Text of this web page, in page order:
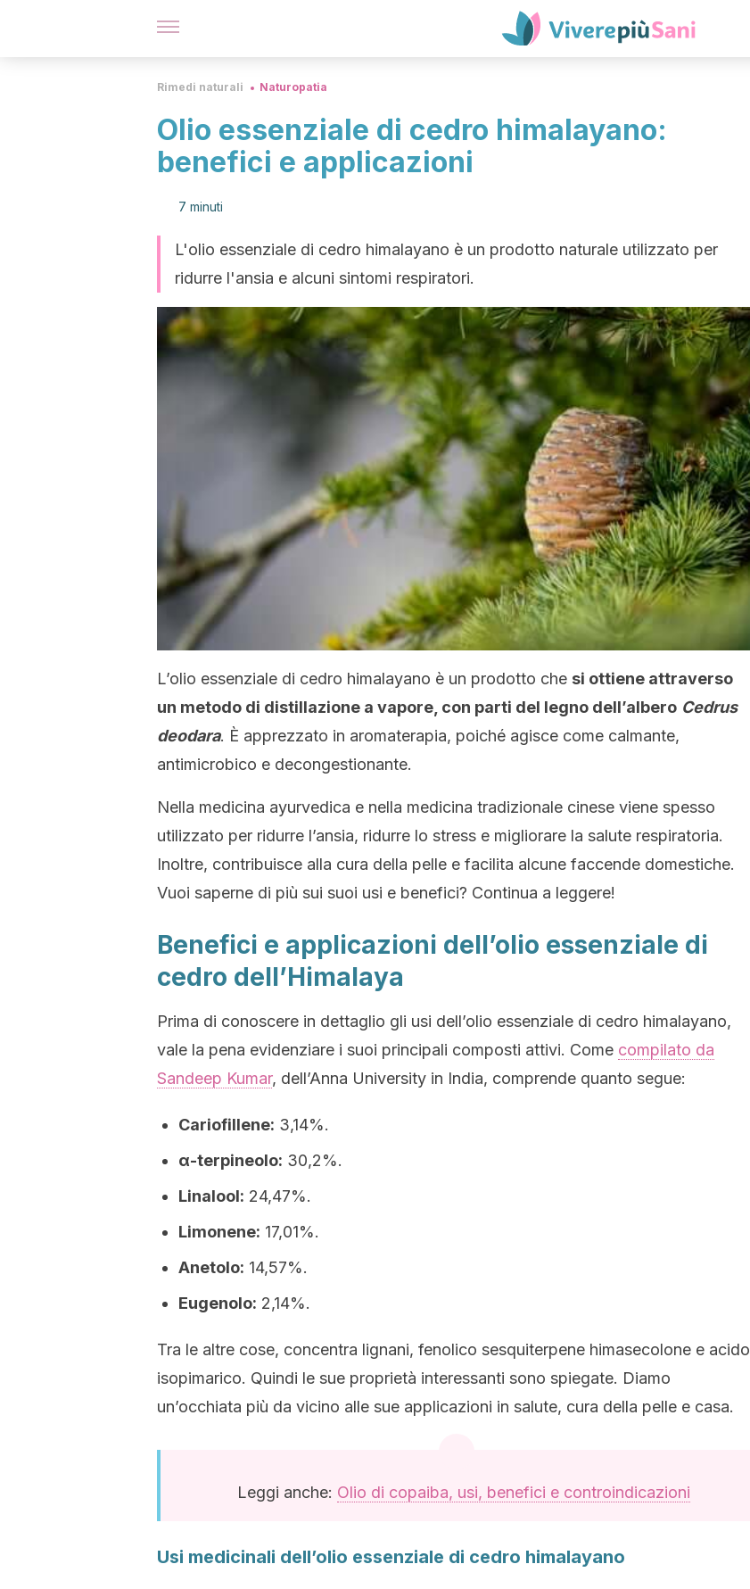
Rimedi naturali Naturopatia
Olio essenziale di cedro himalayano:
benefici e applicazioni
7 minuti
L'olio essenziale di cedro himalayano è un prodotto naturale utilizzato per
ridurre l'ansia e alcuni sintomi respiratori.
L’olio essenziale di cedro himalayano è un prodotto che si ottiene attraverso
un metodo di distillazione a vapore, con parti del legno dell’albero Cedrus
deodara. È apprezzato in aromaterapia, poiché agisce come calmante,
antimicrobico e decongestionante.
Nella medicina ayurvedica e nella medicina tradizionale cinese viene spesso
utilizzato per ridurre l’ansia, ridurre lo stress e migliorare la salute respiratoria.
Inoltre, contribuisce alla cura della pelle e facilita alcune faccende domestiche.
Vuoi saperne di più sui suoi usi e benefici? Continua a leggere!
Benefici e applicazioni dell’olio essenziale di
cedro dell’Himalaya
Prima di conoscere in dettaglio gli usi dell’olio essenziale di cedro himalayano,
vale la pena evidenziare i suoi principali composti attivi. Come compilato da
Sandeep Kumar, dell’Anna University in India, comprende quanto segue:
Cariofillene: 3,14%.
α-terpineolo: 30,2%.
Linalool: 24,47%.
Limonene: 17,01%.
Anetolo: 14,57%.
Eugenolo: 2,14%.
Tra le altre cose, concentra lignani, fenolico sesquiterpene himasecolone e acido
isopimarico. Quindi le sue proprietà interessanti sono spiegate. Diamo
un’occhiata più da vicino alle sue applicazioni in salute, cura della pelle e casa.
Leggi anche: Olio di copaiba, usi, benefici e controindicazioni
Usi medicinali dell’olio essenziale di cedro himalayano